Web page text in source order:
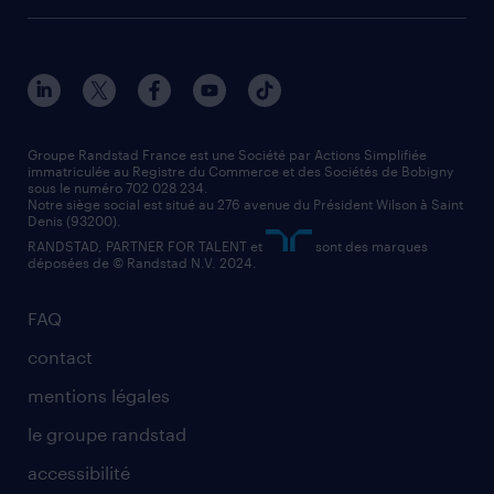
manutentionnaire
assistant administratif
comptable
contact entreprise
faq intérim / recrutement
nos agences par ville
nos agences par région
nos cabinets de recrutement
FAQ
contact
mentions légales
le groupe randstad
accessibilité
Groupe Randstad France est une Société par Actions Simplifiée
immatriculée au Registre du Commerce et des Sociétés de Bobigny
sous le numéro 702 028 234.
Notre siège social est situé au 276 avenue du Président Wilson à Saint
Denis (93200).
RANDSTAD, PARTNER FOR TALENT et
sont des marques
déposées de © Randstad N.V. 2024.